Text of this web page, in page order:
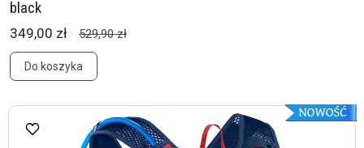
black
349,00 zł 529,90 zł
Do koszyka